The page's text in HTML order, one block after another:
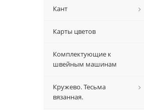
Кант
Карты цветов
Комплектующие к
швейным машинам
Кружево. Тесьма
вязанная.